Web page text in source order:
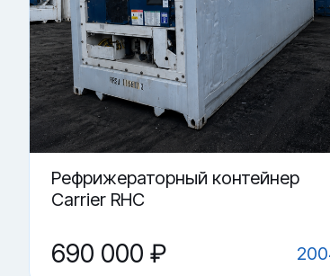
· контроль работы оттайки и дренажа
Купить «Рефрижераторный контейнер RRSU
▼ От чего зависит цена на
▼ Какие грузы возят в рефконтейнере?
▼ Что важнее: агрегат или корпус?
▼ Где купить Рефрижераторный
▼ Как понять, что контейнер держит
Рефрижераторный контейнер
Carrier RHC
690 000 ₽